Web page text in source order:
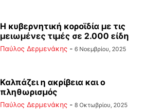
Η κυβερνητική κοροϊδία με τις
μειωμένες τιμές σε 2.000 είδη
Παύλος Δερμενάκης - 6 Νοεμβρίου, 2025
Καλπάζει η ακρίβεια και ο
πληθωρισμός
Παύλος Δερμενάκης - 8 Οκτωβρίου, 2025